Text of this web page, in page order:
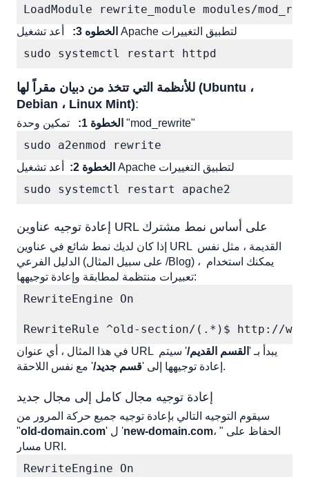
LoadModule rewrite_module modules/
الخطوه 3: أعد تشغيل Apache لتطبيق التغييرات
sudo systemctl restart httpd
للأنظمة التي تتخذ من دبيان مقراً لها (Ubuntu ،
Debian ، Linux Mint):
الخطوة 1: تمكين وحدة "mod_rewrite"
sudo a2enmod rewrite
الخطوة 2: أعد تشغيل Apache لتطبيق التغييرات
sudo systemctl restart apache2
إعادة توجيه عناوين URL على أساس نمط مشترك
إذا كان لديك نمط شائع في عناوين URL القديمة ، مثل نفس
الدليل الفرعي (على سبيل المثال /Blog) ، يمكنك استخدام
تعبيرات منتظمة لمطابقة وإعادة توجيهها:
RewriteEngine On
RewriteRule ^old-section/(.*)$ http://
في هذا المثال ، أي عنوان URL يبدأ بـ ' القسم القديم/'
إعادة توجيهها إلى 'قسم جديد/' مع نفس اللاحقة.
إعادة توجيه مجال كامل إلى مجال جديد
سيقوم التوجيه التالي بإعادة توجيه جميع حركة المرور من
"old-domain.com ' ل 'new-domain.com، "الحفاظ على
مسار URI.
RewriteEngine On